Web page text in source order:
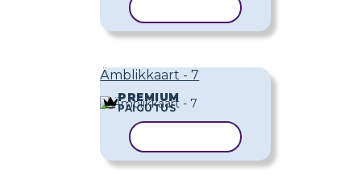
Ämblikkaart - 7
PREMIUM
PAIGUTUS